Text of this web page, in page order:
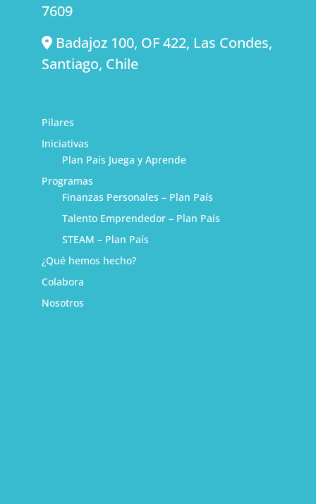
7609
Badajoz 100, OF 422, Las Condes,
Santiago, Chile
Pilares
Iniciativas
Plan País Juega y Aprende
Programas
Finanzas Personales – Plan País
Talento Emprendedor – Plan País
STEAM – Plan País
¿Qué hemos hecho?
Colabora
Nosotros